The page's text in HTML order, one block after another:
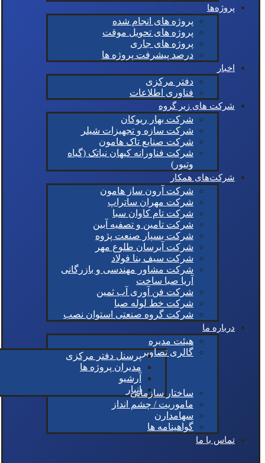
پروژه‌ها
پروژه های انجام شده
پروژه های تحویل موقت
پروژه های جاری
درصد پیشرفت پروژه ها
اخبار
دفتر مرکزی
فناوری اطلاعات
شرکت های زیر گروه
شرکت بهار ریوکان
شرکت سازه و تجهیزات شیلر
شرکت صنایع تاک هامون
شرکت فناورانه کیهان نیاتک (گیاه
وتیور)
شرکت‌های همکار
شرکت آرون ساز هامون
شرکت مهران ساتراپ
شرکت تام کاوان سبا
شرکت تامین و تصفیه آبین
شرکت بسپار صنعت پژوه
شرکت آبرسان طلوع مهر
شرکت سیف بنا فولاد
شرکت مشاور مهندسی و بازرگانی
آریا صبا ساخت
شرکت فن آوری آب ثمین
شرکت خط لوله صبا
شرکت گروه صنعتی استوان نصب
درباره ما
هیئت مدیره
گالری تصاویرپرسنل دفتر مرکزی
مدیران پروژه ها
آرشیو
انبار
ساختار سازمانی
ماموریت / چشم انداز
سهامدارن
گواهینامه ها
تماس با ما